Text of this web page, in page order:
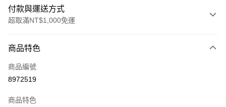
付款與運送方式
超取滿NT$1,000免運
信用卡一次付款
Apple Pay
商品特色
商品編號
8972519
商品特色